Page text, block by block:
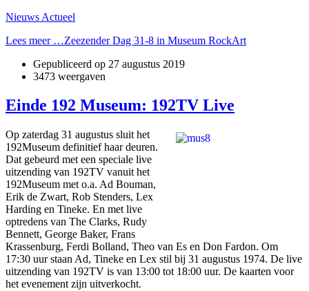
Nieuws Actueel
Lees meer …Zeezender Dag 31-8 in Museum RockArt
Gepubliceerd op 27 augustus 2019
3473 weergaven
Einde 192 Museum: 192TV Live
Op zaterdag 31 augustus sluit het
192Museum definitief haar deuren.
Dat gebeurd met een speciale live
uitzending van 192TV vanuit het
192Museum met o.a. Ad Bouman,
Erik de Zwart, Rob Stenders, Lex
Harding en Tineke. En met live
optredens van The Clarks, Rudy
Bennett, George Baker, Frans
Krassenburg, Ferdi Bolland, Theo van Es en Don Fardon. Om
17:30 uur staan Ad, Tineke en Lex stil bij 31 augustus 1974. De live
uitzending van 192TV is van 13:00 tot 18:00 uur. De kaarten voor
het evenement zijn uitverkocht.